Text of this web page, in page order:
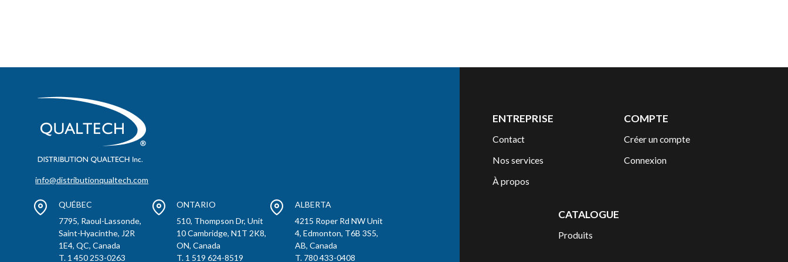
info@distributionqualtech.com
QUÉBEC
7795, Raoul-Lassonde,
Saint-Hyacinthe, J2R
1E4, QC, Canada
T. 1 450 253-0263
ONTARIO
510, Thompson Dr, Unit
10 Cambridge, N1T 2K8,
ON, Canada
T. 1 519 624-8519
ALBERTA
4215 Roper Rd NW Unit
4, Edmonton, T6B 3S5,
AB, Canada
T. 780 433-0408
ENTREPRISE
Contact
Nos services
À propos
COMPTE
Créer un compte
Connexion
CATALOGUE
Produits